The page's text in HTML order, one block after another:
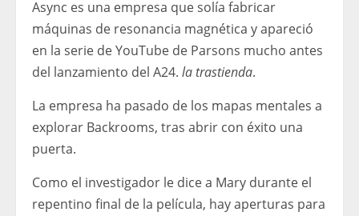
Async es una empresa que solía fabricar
máquinas de resonancia magnética y apareció
en la serie de YouTube de Parsons mucho antes
del lanzamiento del A24. la trastienda.
La empresa ha pasado de los mapas mentales a
explorar Backrooms, tras abrir con éxito una
puerta.
Como el investigador le dice a Mary durante el
repentino final de la película, hay aperturas para